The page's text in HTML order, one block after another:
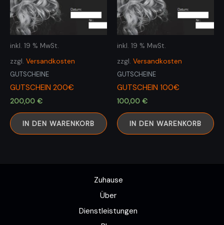
inkl. 19 % MwSt.
zzgl. Versandkosten
GUTSCHEINE
GUTSCHEIN 200€
200,00 €
IN DEN WARENKORB
inkl. 19 % MwSt.
zzgl. Versandkosten
GUTSCHEINE
GUTSCHEIN 100€
100,00 €
IN DEN WARENKORB
Zuhause
Über
Dienstleistungen